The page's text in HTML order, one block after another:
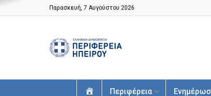
Παρασκευή, 7 Αυγούστου 2026
ΑρχικήΠεριφέρεια